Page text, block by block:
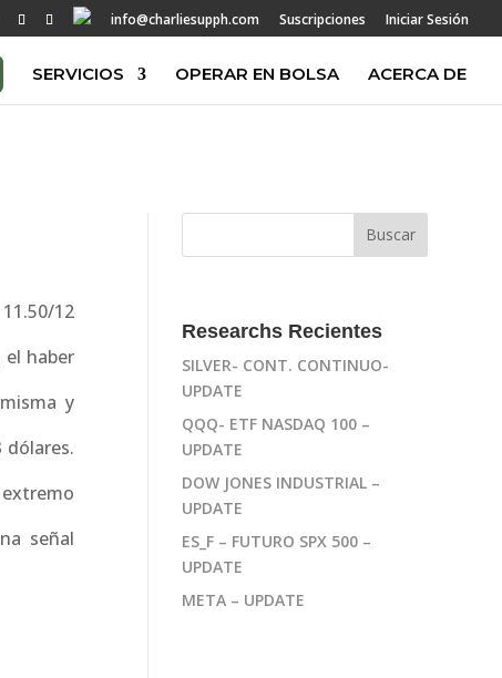
info@charliesupph.com Suscripciones Iniciar Sesión
SERVICIOS OPERAR EN BOLSA ACERCA DE
12
haber
y
señal
Researchs Recientes
SILVER- CONT. CONTINUO-
UPDATE
QQQ- ETF NASDAQ 100 –
UPDATE
DOW JONES INDUSTRIAL –
UPDATE
ES_F – FUTURO SPX 500 –
UPDATE
META – UPDATE